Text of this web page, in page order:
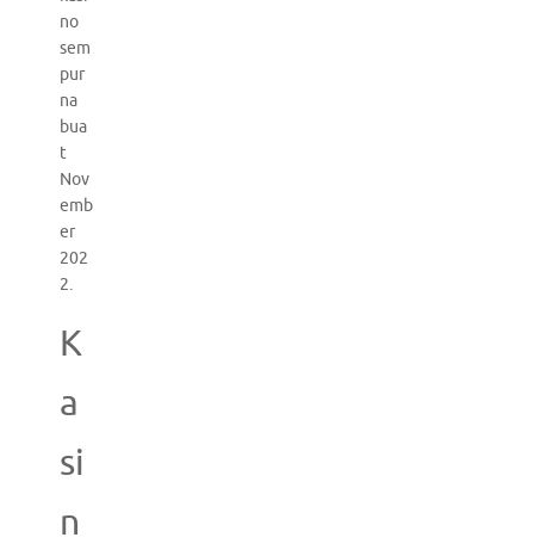
no
sem
pur
na
bua
t
Nov
emb
er
202
2.
K
a
si
n